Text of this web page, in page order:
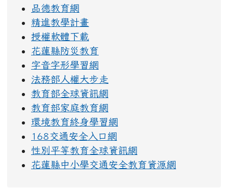
品德教育網
精進教學計畫
授權軟體下載
花蓮縣防災教育
字音字形學習網
法務部人權大步走
教育部全球資訊網
教育部家庭教育網
環境教育終身學習網
168交通安全入口網
性別平等教育全球資訊網
花蓮縣中小學交通安全教育資源網